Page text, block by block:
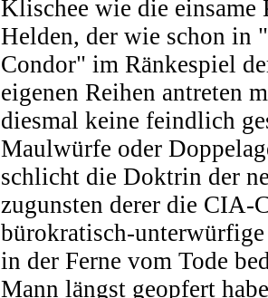
Klischee wie die einsame
Helden, der wie schon in
Condor" im Ränkespiel
eigenen Reihen antreten
diesmal keine feindlich
Maulwürfe oder
schlicht die Doktrin der
zugunsten derer die CIA-
bürokratisch-
in der Ferne vom Tode
Mann längst geopfert